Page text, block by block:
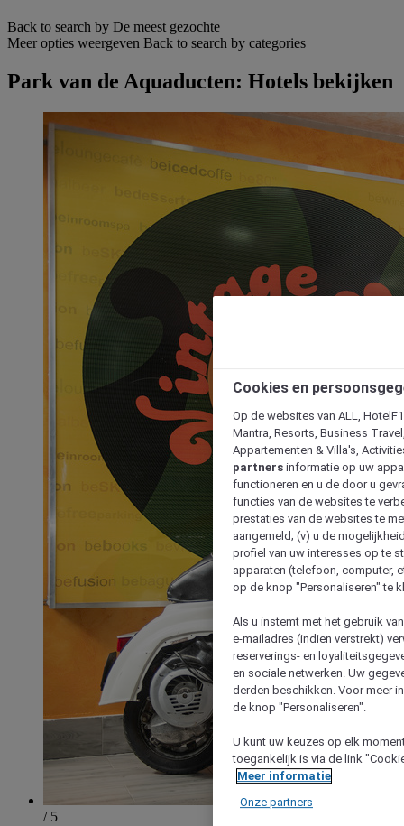
Back to search by De meest gezochte
Meer opties weergeven Back to search by categories
Park van de Aquaducten: Hotels bekijken
/ 5
Cookies en
Op de websites van ALL,
Mantra, Resorts, Business
Appartementen & Villa's,
partners informatie op uw
functioneren en u de door u
functies van de websites te
prestaties van de websites te
aangemeld; (v) u de
profiel van uw interesses op te
apparaten (telefoon, computer,
op de knop "Personaliseren" te
Als u instemt met het gebruik
e-mailadres (indien verstrekt)
reserverings- en
en sociale netwerken. Uw
derden beschikken. Voor meer
de knop "Personaliseren".
U kunt uw keuzes op elk
toegankelijk is via de link
Meer informatie
Onze partners